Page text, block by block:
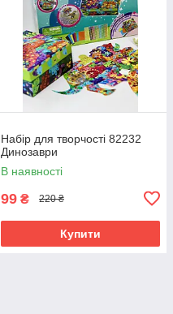
Набір для творчості 82232
Динозаври
В наявності
99 ₴ 220 ₴
Купити